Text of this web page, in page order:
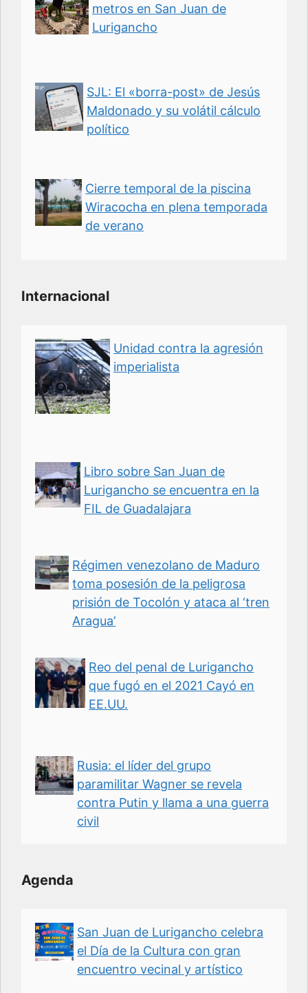
metros en San Juan de
Lurigancho
SJL: El «borra-post» de Jesús
Maldonado y su volátil cálculo
político
Cierre temporal de la piscina
Wiracocha en plena temporada
de verano
Internacional
Unidad contra la agresión
imperialista
Libro sobre San Juan de
Lurigancho se encuentra en la
FIL de Guadalajara
Régimen venezolano de Maduro
toma posesión de la peligrosa
prisión de Tocolón y ataca al ‘tren
Aragua’
Reo del penal de Lurigancho
que fugó en el 2021 Cayó en
EE.UU.
Rusia: el líder del grupo
paramilitar Wagner se revela
contra Putin y llama a una guerra
civil
Agenda
San Juan de Lurigancho celebra
el Día de la Cultura con gran
encuentro vecinal y artístico